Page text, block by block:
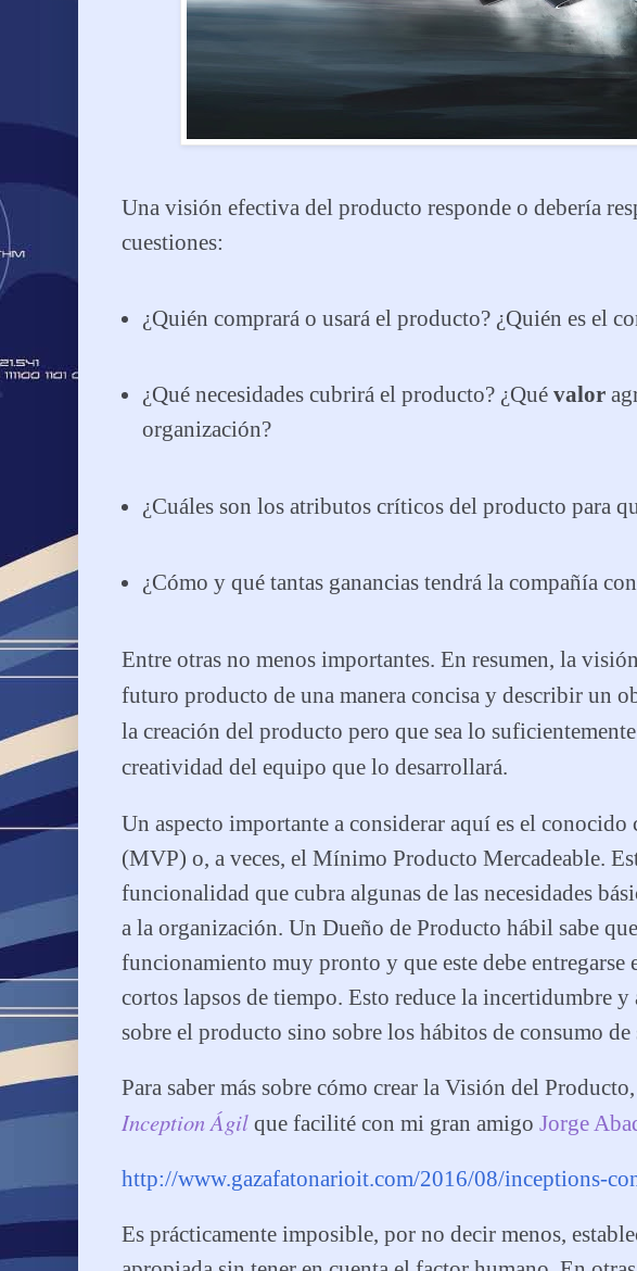
Una visión efectiva del producto responde o debería
cuestiones:
¿Quién comprará o usará el producto? ¿Quién es el
¿Qué necesidades cubrirá el producto? ¿Quévalor
organización?
¿Cuáles son los atributos críticos del producto para
¿Cómo y qué tantas ganancias tendrá la compañía
Entre otras no menos importantes. En resumen, la
futuro producto de una manera concisa y describir un
la creación del producto pero que sea lo
creatividad del equipo que lo desarrollará.
Un aspecto importante a considerar aquí es el
(MVP) o, a veces, el Mínimo Producto Mercadeable.
funcionalidad que cubra algunas de las necesidades
a la organización. Un Dueño de Producto hábil sabe
funcionamiento muy pronto y que este debe entregarse
cortos lapsos de tiempo. Esto reduce la incertidumbre
sobre el producto sino sobre los hábitos de consumo de
Para saber más sobre cómo crear la Visión del
Inception Ágil que facilité con mi gran amigo Jorge
http://www.gazafatonarioit.com/2016/08/inceptions-
Es prácticamente imposible, por no decir menos,